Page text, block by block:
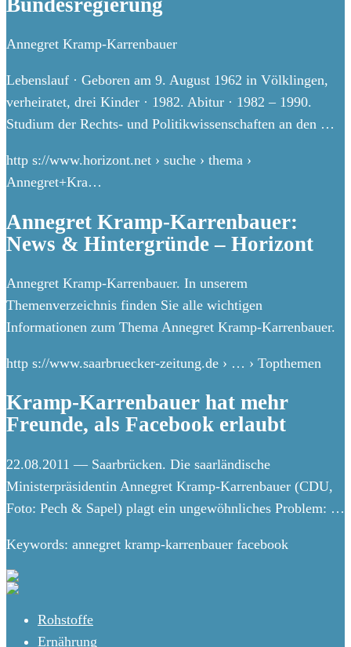
Annegret Kramp-Karrenbauer
Lebenslauf · Geboren am 9. August 1962 in Völklingen,
verheiratet, drei Kinder · 1982. Abitur · 1982 – 1990.
Studium der Rechts- und Politikwissenschaften an den …
http s://www.horizont.net › suche › thema ›
Annegret+Kra…
Annegret Kramp-Karrenbauer:
News & Hintergründe – Horizont
Annegret Kramp-Karrenbauer. In unserem
Themenverzeichnis finden Sie alle wichtigen
Informationen zum Thema Annegret Kramp-Karrenbauer.
http s://www.saarbruecker-zeitung.de › … › Topthemen
Kramp-Karrenbauer hat mehr
Freunde, als Facebook erlaubt
22.08.2011 — Saarbrücken. Die saarländische
Ministerpräsidentin Annegret Kramp-Karrenbauer (CDU,
Foto: Pech & Sapel) plagt ein ungewöhnliches Problem: …
Keywords: annegret kramp-karrenbauer facebook
Rohstoffe
Ernährung